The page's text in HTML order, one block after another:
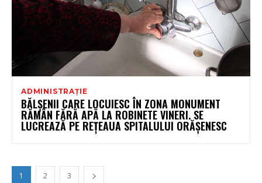
ADMINISTRAȚIE
BĂLȘENII CARE LOCUIESC ÎN ZONA MONUMENT
RĂMÂN FĂRĂ APĂ LA ROBINETE VINERI. SE
LUCREAZĂ PE REȚEAUA SPITALULUI ORĂȘENESC
1 2 3